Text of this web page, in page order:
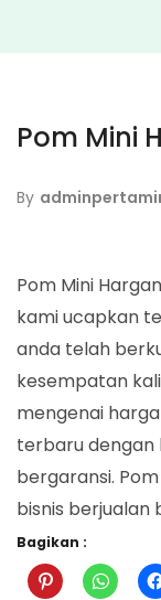
Pom Mini
By
Pom Mini
kami ucapkan
anda telah
kesempatan
mengenai
terbaru dengan
bergaransi.
bisnis berjualan
Bagikan :